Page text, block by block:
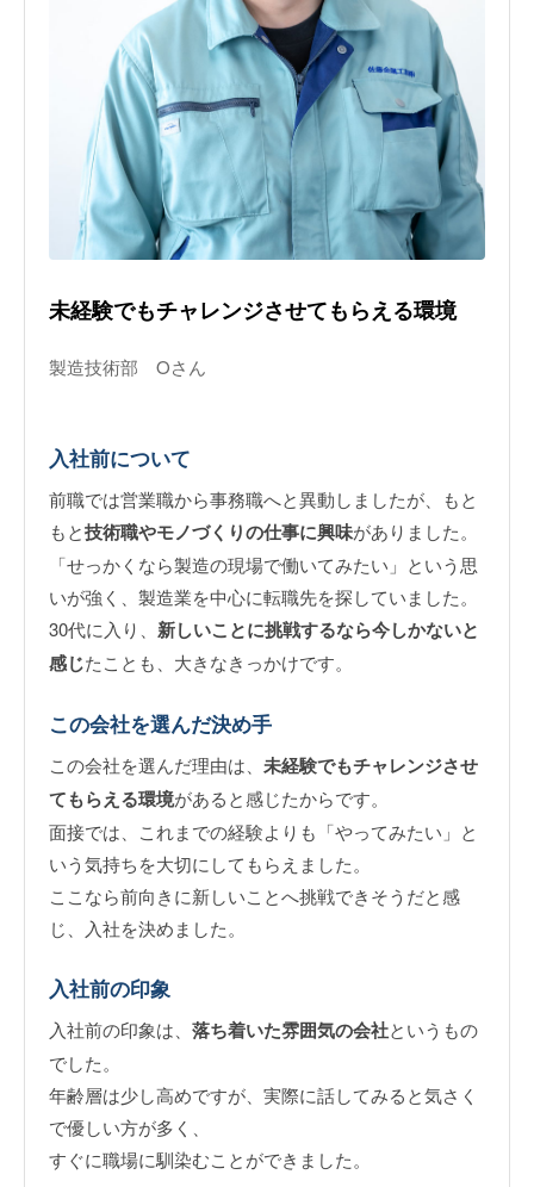
未経験でもチャレンジさせてもらえる環境
製造技術部 Oさん
入社前について
前職では営業職から事務職へと異動しましたが、もと
もと技術職やモノづくりの仕事に興味がありました。
「せっかくなら製造の現場で働いてみたい」という思
いが強く、製造業を中心に転職先を探していました。
30代に入り、 新しいことに挑戦するなら今しかないと
感じたことも、大きなきっかけです。
この会社を選んだ決め手
この会社を選んだ理由は、 未経験でもチャレンジさせ
てもらえる環境があると感じたからです。
面接では、これまでの経験よりも「やってみたい」と
いう気持ちを大切にしてもらえました。
ここなら前向きに新しいことへ挑戦できそうだと感
じ、入社を決めました。
入社前の印象
入社前の印象は、 落ち着いた雰囲気の会社というもの
でした。
年齢層は少し高めですが、実際に話してみると気さく
で優しい方が多く、
すぐに職場に馴染むことができました。